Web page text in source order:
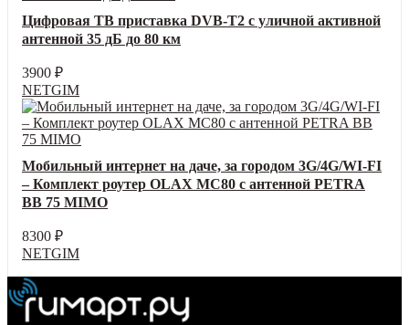
Цифровая ТВ приставка DVB-T2 с уличной активной
антенной 35 дБ до 80 км
3900 ₽
NETGIM
Мобильный интернет на даче, за городом 3G/4G/WI-FI
– Комплект роутер OLAX MC80 с антенной PETRA
BB 75 MIMO
8300 ₽
NETGIM